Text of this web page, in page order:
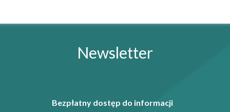
Newsletter
Bezpłatny dostęp do informacji